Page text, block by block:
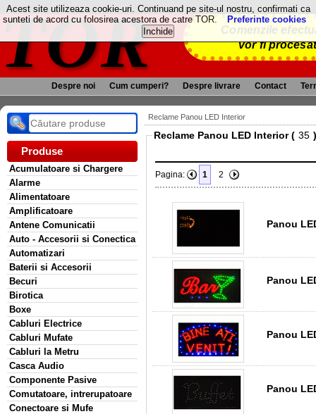
TOR
Comenzile
vor fi
Despre noi Cum cumperi? Despre livrare Contact
Produse
Acumulatoare si Chargere
Alarme
Alimentatoare
Amplificatoare
Antene Comunicatii
Auto - Accesorii si Conectica
Automatizari
Baterii si Accesorii
Becuri
Birotica
Boxe
Cabluri Electrice
Cabluri Mufate
Cabluri la Metru
Casca Audio
Componente Pasive
Comutatoare, intrerupatoare
Conectoare si Mufe
Reclame Panou LED Interior
Reclame Panou LED Interior (
Pagina: 1 2
Panou
Panou
Panou
Panou
Acest site utilizeaza cookie-uri. Continuand pe site-ul nostru, confirmati ca
sunteti de acord cu folosirea acestora de catre TOR.
Preferinte cookies